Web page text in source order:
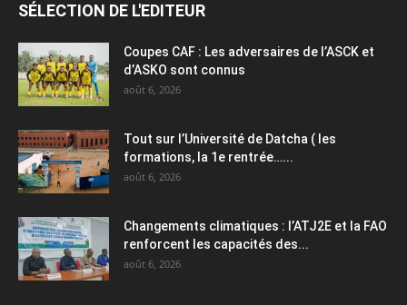
SÉLECTION DE L'EDITEUR
Coupes CAF : Les adversaires de l’ASCK et
d’ASKO sont connus
août 6, 2026
Tout sur l’Université de Datcha ( les
formations, la 1e rentrée…...
août 6, 2026
Changements climatiques : l’ATJ2E et la FAO
renforcent les capacités des...
août 6, 2026